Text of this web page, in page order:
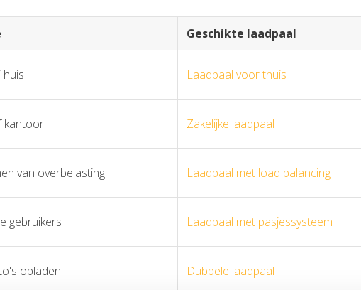
Geschikte laadpaal
huis Laadpaal voor thuis
kantoor Zakelijke laadpaal
van overbelasting Laadpaal met load balancing
gebruikers Laadpaal met pasjessysteem
opladen Dubbele laadpaal